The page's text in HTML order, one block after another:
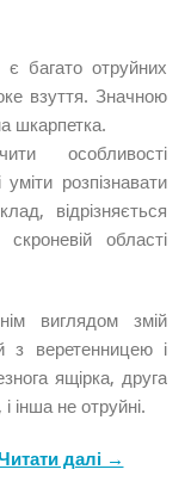
багато отруйних
взуття. Значною
шкарпетка.
особливості
розпізнавати
відрізняється
області
виглядом змій
з веретенницею і
ящірка, друга
інша не отруйні.
далі →